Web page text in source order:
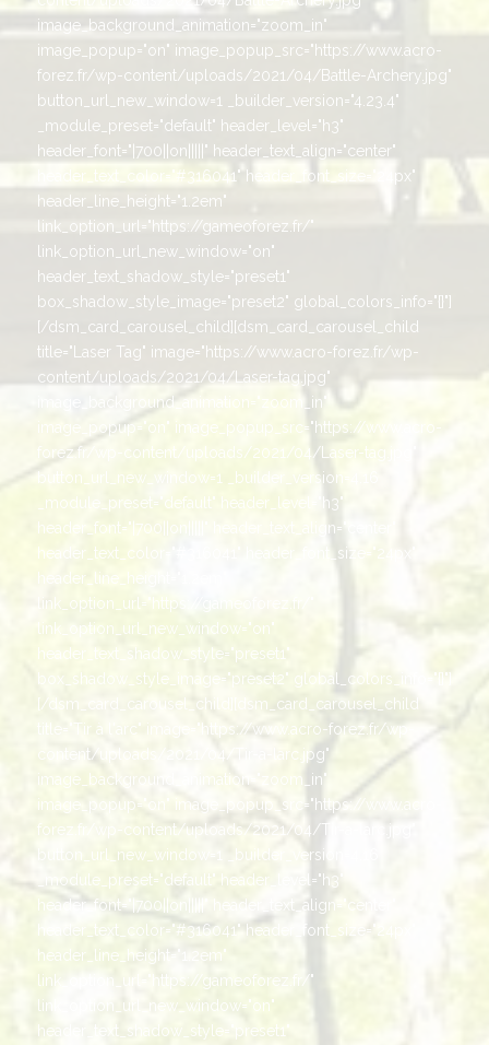
image_background_animation="zoom_in"
image_popup="on" image_popup_src="https://www.acro-
forez.fr/wp-content/uploads/2021/04/Battle-Archery.jpg"
button_url_new_window=1 _builder_version="4.23.4"
_module_preset="default" header_level="h3"
header_font="|700||on|||||" header_text_align="center"
header_text_color="#316041" header_font_size="24px"
header_line_height="1.2em"
link_option_url="https://gameoforez.fr/"
link_option_url_new_window="on"
header_text_shadow_style="preset1"
box_shadow_style_image="preset2" global_colors_info="{}"]
[/dsm_card_carousel_child][dsm_card_carousel_child
title="Laser Tag" image="https://www.acro-forez.fr/wp-
content/uploads/2021/04/Laser-tag.jpg"
image_background_animation="zoom_in"
image_popup="on" image_popup_src="https://www.acro-
forez.fr/wp-content/uploads/2021/04/Laser-tag.jpg"
button_url_new_window=1 _builder_version=4.16
_module_preset="default" header_level="h3"
header_font="|700||on|||||" header_text_align="center"
header_text_color="#316041" header_font_size="24px"
header_line_height="1.2em"
link_option_url="https://gameoforez.fr/"
link_option_url_new_window="on"
header_text_shadow_style="preset1"
box_shadow_style_image="preset2" global_colors_info="{}"]
[/dsm_card_carousel_child][dsm_card_carousel_child
title="Tir à l'arc" image="https://www.acro-forez.fr/wp-
content/uploads/2021/04/Tir-a-larc.jpg"
image_background_animation="zoom_in"
image_popup="on" image_popup_src="https://www.acro-
forez.fr/wp-content/uploads/2021/04/Tir-a-larc.jpg"
button_url_new_window=1 _builder_version=4.16
_module_preset="default" header_level="h3"
header_font="|700||on|||||" header_text_align="center"
header_text_color="#316041" header_font_size="24px"
header_line_height="1.2em"
link_option_url="https://gameoforez.fr/"
link_option_url_new_window="on"
header_text_shadow_style="preset1"